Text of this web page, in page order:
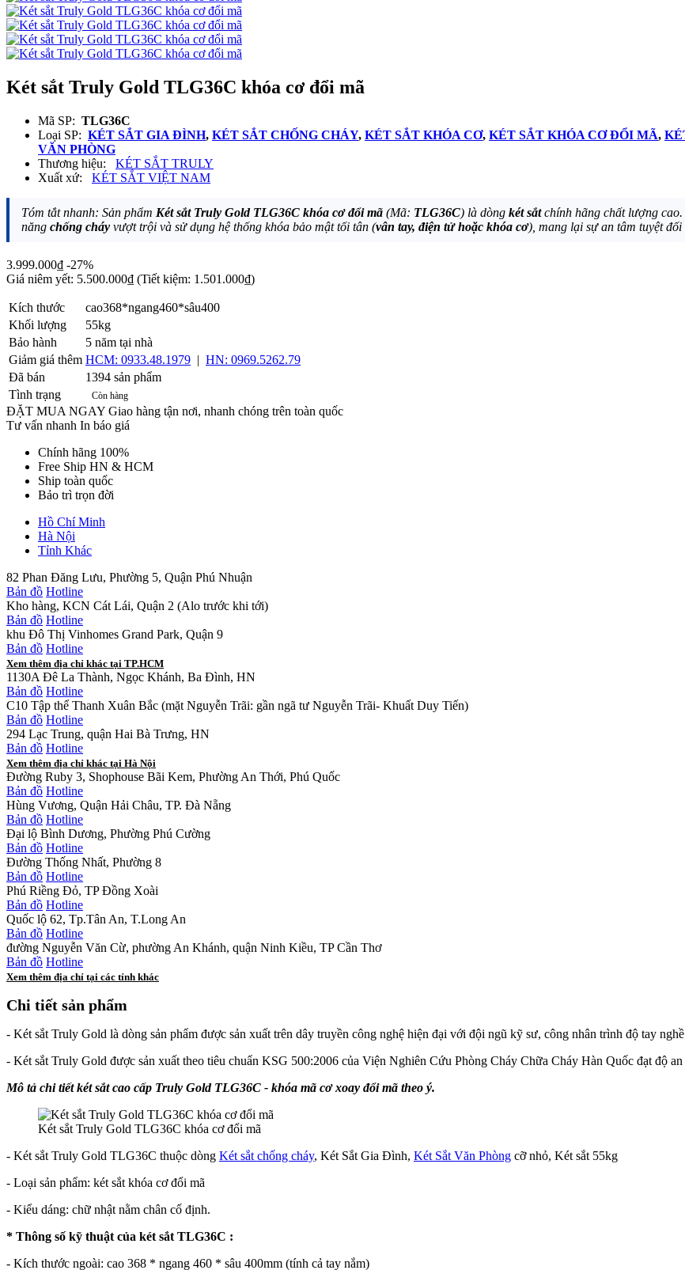
Két sắt Truly Gold TLG36C khóa cơ đổi mã
Mã SP: TLG36C
Loại SP: KÉT SẮT GIA ĐÌNH, KÉT SẮT CHỐNG CHÁY, KÉT SẮT KHÓA CƠ, KÉT SẮT KHÓA CƠ ĐỔI MÃ,
VĂN PHÒNG
Thương hiệu: KÉT SẮT TRULY
Xuất xứ: KÉT SẮT VIỆT NAM
Tóm tắt nhanh: Sản phẩm Két sắt Truly Gold TLG36C khóa cơ đổi mã (Mã: TLG36C) là dòng két sắtchính hãng chất lượng
năng chống cháy vượt trội và sử dụng hệ thống khóa bảo mật tối tân (vân tay, điện tử hoặc khóa cơ), mang lại sự an tâm tuyệt
3.999.000₫ -27%
Giá niêm yết: 5.500.000₫ (Tiết kiệm: 1.501.000₫)
Kích thước
cao368*ngang460*sâu400
Khối lượng
55kg
Bảo hành
5 năm tại nhà
Giảm giá thêm HCM: 0933.48.1979 | HN: 0969.5262.79
Đã bán
1394 sản phẩm
Tình trạng
Còn hàng
ĐẶT MUA NGAY Giao hàng tận nơi, nhanh chóng trên toàn quốc
Tư vấn nhanh In báo giá
Chính hãng 100%
Free Ship HN & HCM
Ship toàn quốc
Bảo trì trọn đời
Hồ Chí Minh
Hà Nội
Tỉnh Khác
82 Phan Đăng Lưu, Phường 5, Quận Phú Nhuận
Bản đồ Hotline
Kho hàng, KCN Cát Lái, Quận 2 (Alo trước khi tới)
Bản đồ Hotline
khu Đô Thị Vinhomes Grand Park, Quận 9
Bản đồ Hotline
Xem thêm địa chỉ khác tại TP.HCM
1130A Đê La Thành, Ngọc Khánh, Ba Đình, HN
Bản đồ Hotline
C10 Tập thể Thanh Xuân Bắc (mặt Nguyễn Trãi: gần ngã tư Nguyễn Trãi- Khuất Duy Tiến)
Bản đồ Hotline
294 Lạc Trung, quận Hai Bà Trưng, HN
Bản đồ Hotline
Xem thêm địa chỉ khác tại Hà Nội
Đường Ruby 3, Shophouse Bãi Kem, Phường An Thới, Phú Quốc
Bản đồ Hotline
Hùng Vương, Quận Hải Châu, TP. Đà Nẵng
Bản đồ Hotline
Đại lộ Bình Dương, Phường Phú Cường
Bản đồ Hotline
Đường Thống Nhất, Phường 8
Bản đồ Hotline
Phú Riềng Đỏ, TP Đồng Xoài
Bản đồ Hotline
Quốc lộ 62, Tp.Tân An, T.Long An
Bản đồ Hotline
đường Nguyễn Văn Cừ, phường An Khánh, quận Ninh Kiều, TP Cần Thơ
Bản đồ Hotline
Xem thêm địa chỉ tại các tỉnh khác
Chi tiết sản phẩm
- Két sắt Truly Gold là dòng sản phẩm được sản xuất trên dây truyền công nghệ hiện đại với đội ngũ kỹ sư, công nhân trình độ tay
- Két sắt Truly Gold được sản xuất theo tiêu chuẩn KSG 500:2006 của Viện Nghiên Cứu Phòng Cháy Chữa Cháy Hàn Quốc đạt độ an
Mô tả chi tiết két sắt cao cấp Truly Gold TLG36C - khóa mã cơ xoay đổi mã theo ý.
Két sắt Truly Gold TLG36C khóa cơ đổi mã
- Két sắt Truly Gold TLG36C thuộc dòng Két sắt chống cháy, Két Sắt Gia Đình, Két Sắt Văn Phòng cỡ nhỏ, Két sắt 55kg
- Loại sản phẩm: két sắt khóa cơ đổi mã
- Kiểu dáng: chữ nhật nằm chân cố định.
* Thông số kỹ thuật của két sắt TLG36C :
- Kích thước ngoài: cao 368 * ngang 460 * sâu 400mm (tính cả tay nắm)